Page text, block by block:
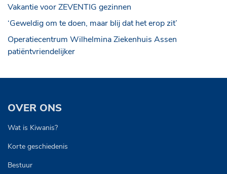
Vakantie voor ZEVENTIG gezinnen
‘Geweldig om te doen, maar blij dat het erop zit’
Operatiecentrum Wilhelmina Ziekenhuis Assen
patiëntvriendelijker
OVER ONS
Wat is Kiwanis?
Korte geschiedenis
Bestuur